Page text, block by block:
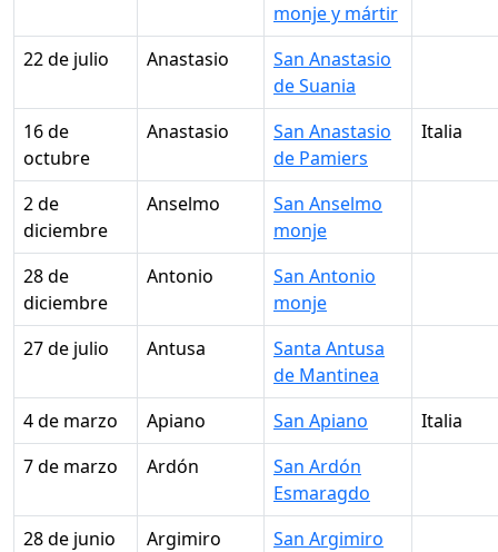
monje y mártir
22 de julio
Anastasio
San Anastasio
de Suania
16 de
octubre
Anastasio
San Anastasio
de Pamiers
Italia
2 de
diciembre
Anselmo
San Anselmo
monje
28 de
diciembre
Antonio
San Antonio
monje
27 de julio
Antusa
Santa Antusa
de Mantinea
4 de marzo
Apiano San Apiano
Italia
7 de marzo
Ardón
San Ardón
Esmaragdo
28 de junio
Argimiro
San Argimiro